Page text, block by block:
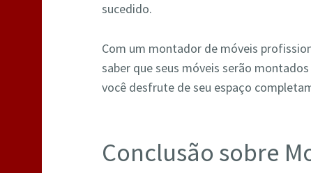
sucedido.
Com um montador de móveis
saber que seus móveis serão
você desfrute de seu espaço
Conclusão sobre